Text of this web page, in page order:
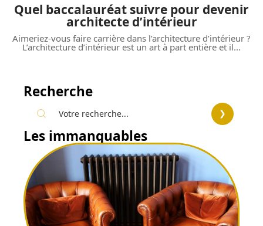
Quel baccalauréat suivre pour devenir
architecte d’intérieur
Aimeriez-vous faire carrière dans l’architecture d’intérieur ?
L’architecture d’intérieur est un art à part entière et il…
Recherche
Les immanquables